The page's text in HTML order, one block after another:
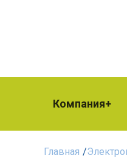
Компания
Главная /